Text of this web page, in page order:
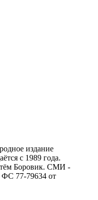
издание
с 1989 года.
Боровик. CМИ -
ФС 77-79634 от